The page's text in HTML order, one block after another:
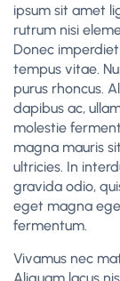
ipsum sit amet
rutrum nisi
Donec
tempus vitae.
purus rhoncus.
dapibus ac,
molestie
magna mauris
ultricies. In
gravida odio,
eget magna
fermentum.
Vivamus nec
Aliquam lacus